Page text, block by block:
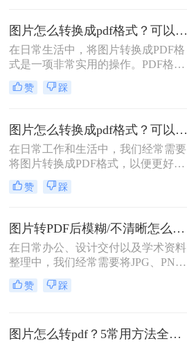
机、在线工具等多种转换方法，总有
一种适合你！
图片怎么转换成pdf格式？可以尝试这三种方法！
在日常生活中，将图片转换成PDF格
式是一项非常实用的操作。PDF格式
因其跨平台兼容性、格式固定性和易
于分享打印等特点，被广泛应用于各
怎么转换成pdf格式呢？本文将介绍三
种将图片转换成PDF格式的方法。
赞 踩
图片怎么转换成pdf格式？可以试试这4个转换方法！
在日常工作和生活中，我们经常需要
将图片转换成PDF格式，以便更好地
分享、保存或打印。那么图片怎么转
换成pdf格式呢？本文将介绍四种将图
赞 踩
图片转PDF后模糊/不清晰怎么办？三种有效方法帮你解决！
在日常办公、设计交付以及学术资料
整理中，我们经常需要将JPG、PNG
等格式的图片合并转换为PDF文档。
然而，许多用户都遇到过这样一个令
变得模糊、边缘出现锯齿，甚至无法
赞 踩
图片怎么转pdf？5常用方法全攻略！